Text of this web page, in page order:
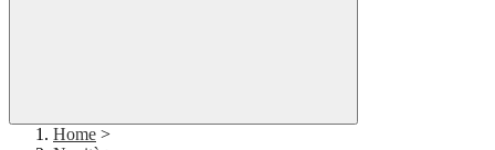
Home >